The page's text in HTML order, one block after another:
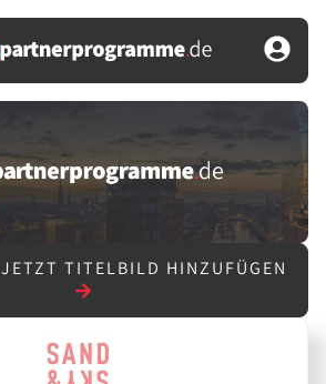
JETZT TITELBILD HINZUFÜGEN